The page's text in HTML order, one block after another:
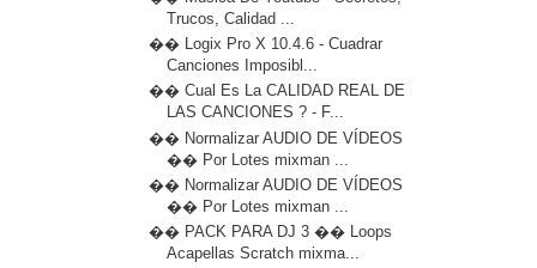
Trucos, Calidad ...
�� Logix Pro X 10.4.6 - Cuadrar
Canciones Imposibl...
�� Cual Es La CALIDAD REAL DE
LAS CANCIONES ? - F...
�� Normalizar AUDIO DE VÍDEOS
�� Por Lotes mixman ...
�� Normalizar AUDIO DE VÍDEOS
�� Por Lotes mixman ...
�� PACK PARA DJ 3 �� Loops
Acapellas Scratch mixma...